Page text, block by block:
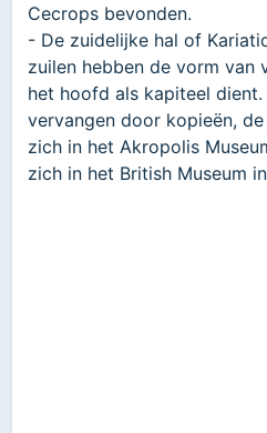
Cecrops bevonden.
- De zuidelijke hal of
zuilen hebben de vorm van
het hoofd als kapiteel
vervangen door kopieën,
zich in het Akropolis
zich in het British Museum